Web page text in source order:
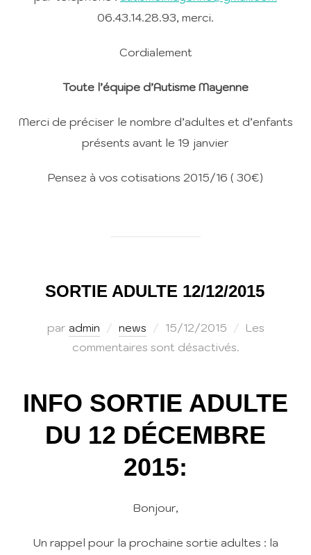
06.43.14.28.93, merci.
Cordialement
Toute l’équipe d’Autisme Mayenne
Merci de préciser le nombre d’adultes et d’enfants
présents avant le 19 janvier
Pensez à vos cotisations 2015/16 ( 30€)
SORTIE ADULTE 12/12/2015
par admin news
Publié
le
15/12/2015
Les
commentaires sont désactivés.
INFO SORTIE ADULTE
DU 12 DÉCEMBRE
2015:
Bonjour,
Un rappel pour la prochaine sortie adultes : la